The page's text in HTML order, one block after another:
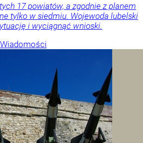
17 powiatów, a zgodnie z planem
tylko w siedmiu. Wojewoda lubelski
i wyciągnąć wnioski.
Wiadomości